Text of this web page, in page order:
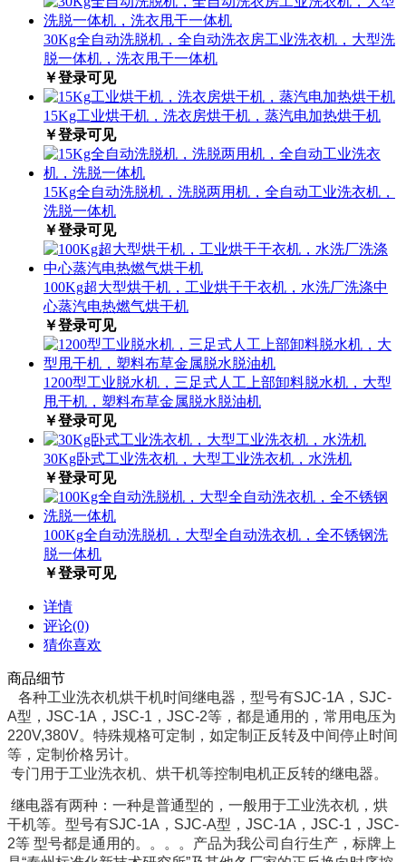
30Kg全自动洗脱机，全自动洗衣房工业洗衣机，大型洗
脱一体机，洗衣甩干一体机
￥登录可见
15Kg工业烘干机，洗衣房烘干机，蒸汽电加热烘干机
￥登录可见
15Kg全自动洗脱机，洗脱两用机，全自动工业洗衣机，
洗脱一体机
￥登录可见
100Kg超大型烘干机，工业烘干干衣机，水洗厂洗涤中
心蒸汽电热燃气烘干机
￥登录可见
1200型工业脱水机，三足式人工上部卸料脱水机，大型
甩干机，塑料布草金属脱水脱油机
￥登录可见
30Kg卧式工业洗衣机，大型工业洗衣机，水洗机
￥登录可见
100Kg全自动洗脱机，大型全自动洗衣机，全不锈钢洗
脱一体机
￥登录可见
详情
评论(0)
猜你喜欢
商品细节
各种工业洗衣机烘干机时间继电器，型号有SJC-1A，SJC-
A型，JSC-1A，JSC-1，JSC-2等，都是通用的，常用电压为
220V,380V。特殊规格可定制，如定制正反转及中间停止时间
等，定制价格另计。
专门用于工业洗衣机、烘干机等控制电机正反转的继电器。
继电器有两种：一种是普通型的，一般用于工业洗衣机，烘
干机等。型号有SJC-1A，SJC-A型，JSC-1A，JSC-1，JSC-
2等 型号都是通用的。。。。产品为我公司自行生产，标牌上